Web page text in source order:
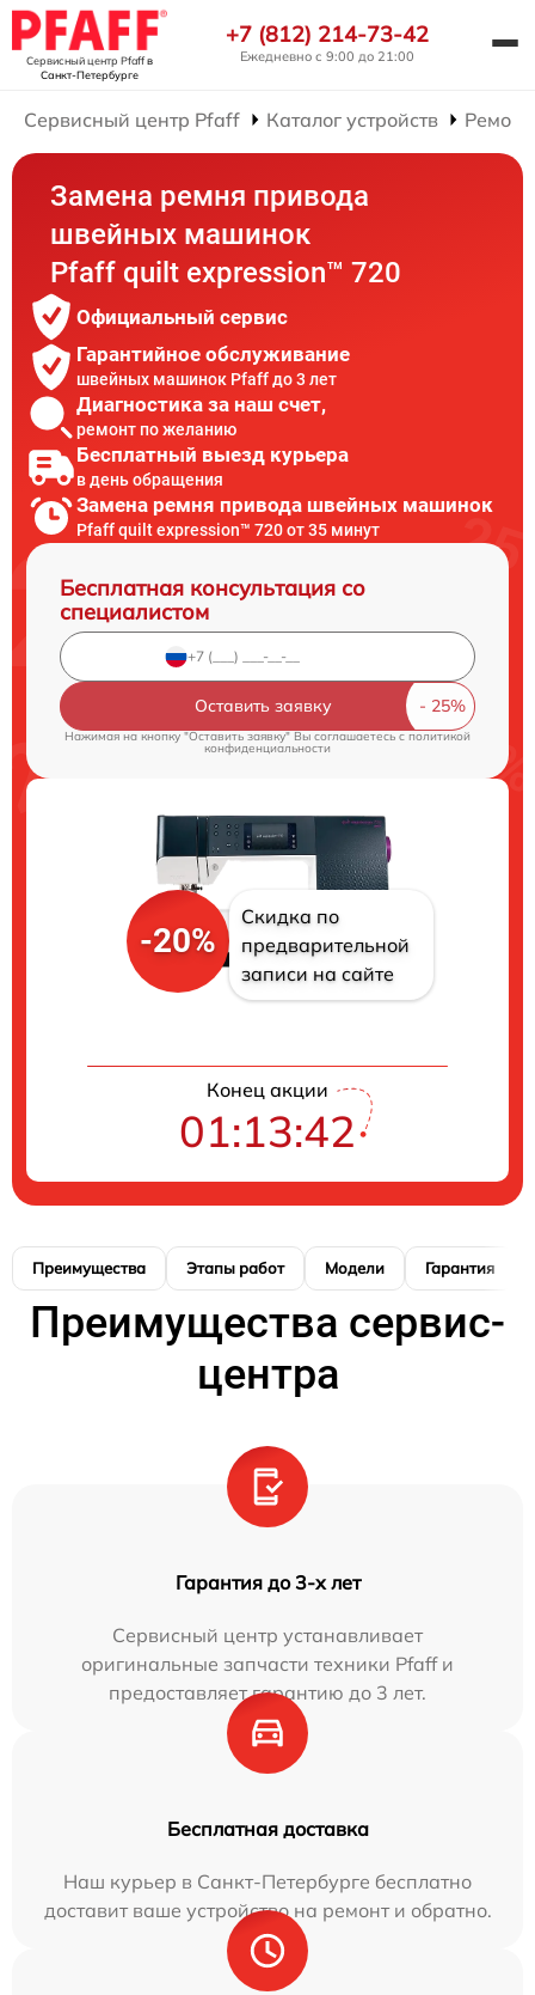
Сервисный центр Pfaffв
Санкт-Петербурге
+7 (812) 214-73-42
Ежедневно с 9:00 до 21:00
Сервисный центр Pfaff Каталог устройств
Замена ремня привода
швейных машинок
Pfaff quilt expression™ 720
Официальный сервис
Гарантийное обслуживание
швейных машинок Pfaff до 3 лет
Диагностика за наш счет,
ремонт по желанию
Бесплатный выезд курьера
в день обращения
Замена ремня привода швейных машинок
Pfaff quilt expression™ 720 от 35 минут
Бесплатная консультация со
специалистом
Оставить заявку
Нажимая на кнопку "Оставить заявку" Вы соглашаетесь cполитикой
конфиденциальности
-20%
Скидка по
предварительной
записи на сайте
Конец акции
01:13:41
Преимущества Этапы работ Модели Гарантия
Преимущества сервис-
центра
Гарантия до 3-х лет
Сервисный центр устанавливает
оригинальные запчасти техники Pfaff и
предоставляет гарантию до 3 лет.
Бесплатная доставка
Наш курьер в Санкт-Петербурге бесплатно
доставит ваше устройство на ремонт и обратно.